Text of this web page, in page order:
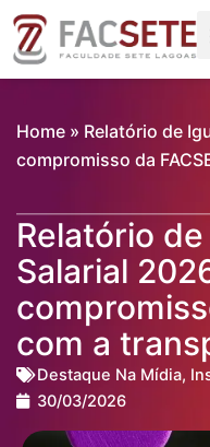
para
Home » Relatório de
compromisso da
Relatório
Salarial
com a
Destaque Na Mídia,
30/03/2026